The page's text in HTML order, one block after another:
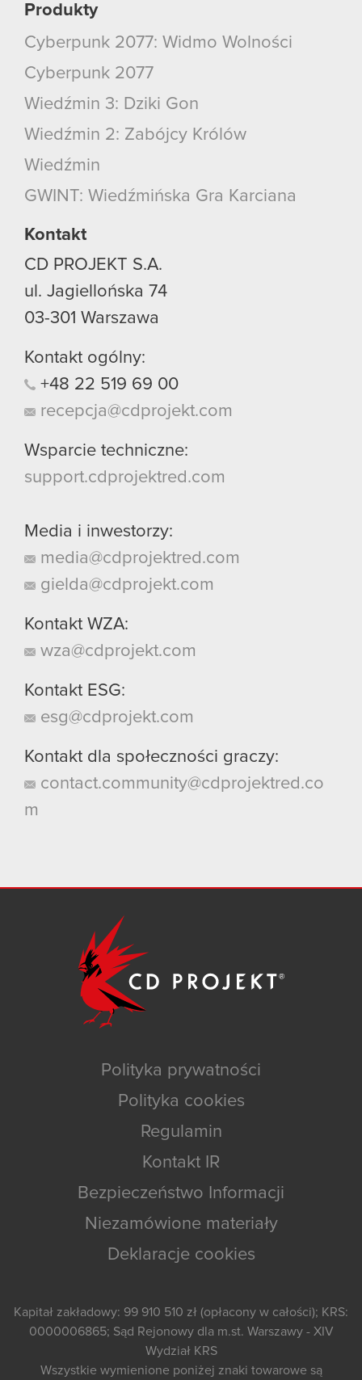
Produkty
Cyberpunk 2077: Widmo Wolności
Cyberpunk 2077
Wiedźmin 3: Dziki Gon
Wiedźmin 2: Zabójcy Królów
Wiedźmin
GWINT: Wiedźmińska Gra Karciana
Kontakt
CD PROJEKT S.A.
ul. Jagiellońska 74
03-301 Warszawa
Kontakt ogólny:
+48 22 519 69 00
recepcja@cdprojekt.com
Wsparcie techniczne:
support.cdprojektred.com
Media i inwestorzy:
media@cdprojektred.com
gielda@cdprojekt.com
Kontakt WZA:
wza@cdprojekt.com
Kontakt ESG:
esg@cdprojekt.com
Kontakt dla społeczności graczy:
contact.community@cdprojektred.co
m
Polityka prywatności
Polityka cookies
Regulamin
Kontakt IR
Bezpieczeństwo Informacji
Niezamówione materiały
Deklaracje cookies
Kapitał zakładowy: 99 910 510 zł (opłacony w całości); KRS:
0000006865; Sąd Rejonowy dla m.st. Warszawy - XIV
Wydział KRS
Wszystkie wymienione poniżej znaki towarowe są